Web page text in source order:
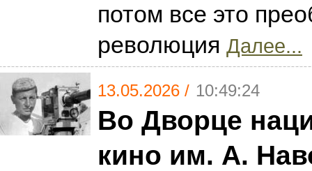
потом все это
революция Далее...
13.05.2026 / 10:49:24
Во Дворце
кино им. А.